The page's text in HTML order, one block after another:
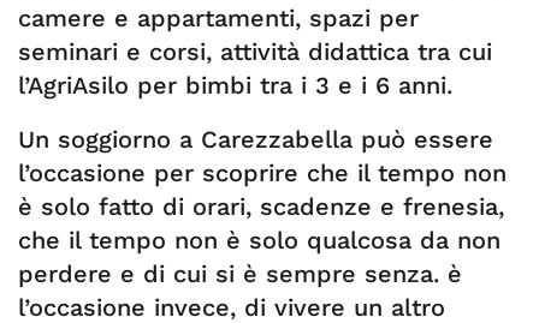
camere e appartamenti, spazi per
seminari e corsi, attività didattica tra cui
l’AgriAsilo per bimbi tra i 3 e i 6 anni.
Un soggiorno a Carezzabella può essere
l’occasione per scoprire che il tempo non
è solo fatto di orari, scadenze e frenesia,
che il tempo non è solo qualcosa da non
perdere e di cui si è sempre senza. è
l’occasione invece, di vivere un altro